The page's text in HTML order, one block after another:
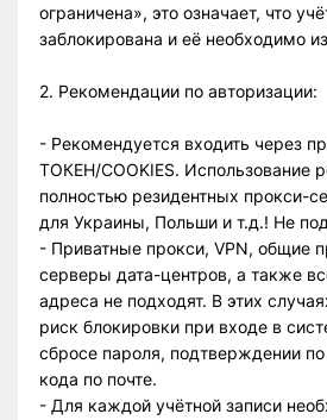
ограничена», это означает, что
заблокирована и её необходимо
2. Рекомендации по авторизации:
- Рекомендуется входить через
ТОКЕН/COOKIES. Использование
полностью резидентных прокси-
для Украины, Польши и т.д.! Не
- Приватные прокси, VPN, общие
серверы дата-центров, а также
адреса не подходят. В этих
риск блокировки при входе в
сбросе пароля, подтверждении по
кода по почте.
- Для каждой учётной записи
Всего позиций в корзине
Всего товара в корзине
Сумма к оплате (без скидок)